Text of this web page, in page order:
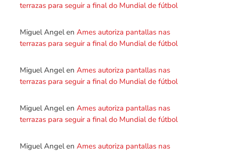
terrazas para seguir a final do Mundial de fútbol
Miguel Angelen Ames autoriza pantallas nas
terrazas para seguir a final do Mundial de fútbol
Miguel Angelen Ames autoriza pantallas nas
terrazas para seguir a final do Mundial de fútbol
Miguel Angelen Ames autoriza pantallas nas
terrazas para seguir a final do Mundial de fútbol
Miguel Angelen Ames autoriza pantallas nas